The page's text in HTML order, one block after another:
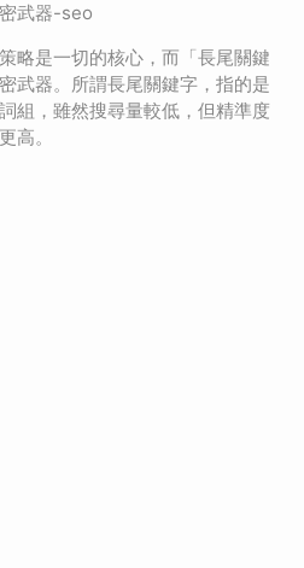
武器-seo
略是一切的核心，而「長尾關鍵
武器。所謂長尾關鍵字，指的是
組，雖然搜尋量較低，但精準度
高。